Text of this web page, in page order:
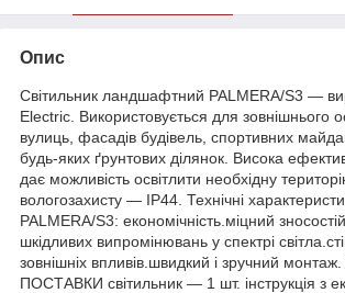
Опис
Світильник ландшафтний PALMERA/S3 —
Electric. Використовується для зовнішнього
вулиць, фасадів будівель, спортивних
будь-яких ґрунтових ділянок. Висока
дає можливість освітлити необхідну
вологозахисту — IP44. Технічні
PALMERA/S3: економічність.міцний
шкідливих випромінювань у спектрі
зовнішніх впливів.швидкий і зручний
ПОСТАВКИ світильник — 1 шт. інструкція з